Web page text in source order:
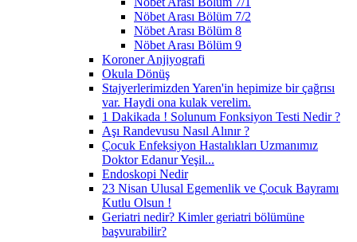
Nöbet Arası Bölüm 7/2
Nöbet Arası Bölüm 8
Nöbet Arası Bölüm 9
Koroner Anjiyografi
Okula Dönüş
Stajyerlerimizden Yaren'in hepimize bir çağrısı
var. Haydi ona kulak verelim.
1 Dakikada ! Solunum Fonksiyon Testi Nedir ?
Aşı Randevusu Nasıl Alınır ?
Çocuk Enfeksiyon Hastalıkları Uzmanımız
Doktor Edanur Yeşil...
Endoskopi Nedir
23 Nisan Ulusal Egemenlik ve Çocuk Bayramı
Kutlu Olsun !
Geriatri nedir? Kimler geriatri bölümüne
başvurabilir?